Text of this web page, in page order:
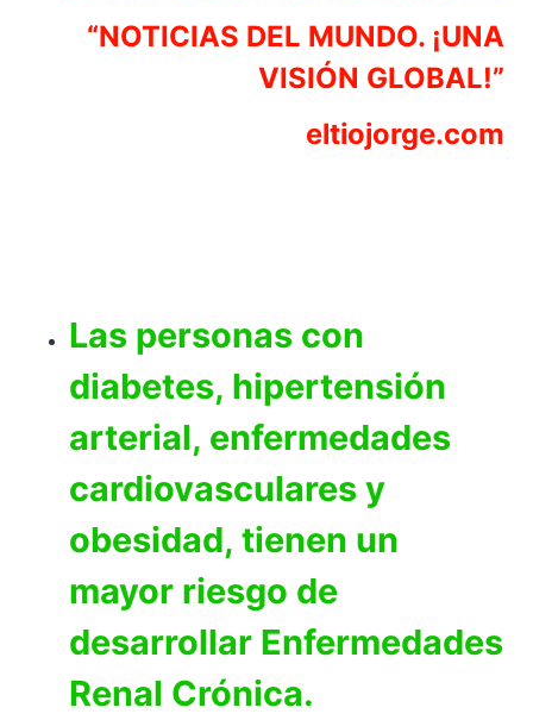
“NOTICIAS DEL MUNDO. ¡UNA
VISIÓN GLOBAL!”
eltiojorge.com
Las personas con
diabetes, hipertensión
arterial, enfermedades
cardiovasculares y
obesidad, tienen un
mayor riesgo de
desarrollar Enfermedades
Renal Crónica.